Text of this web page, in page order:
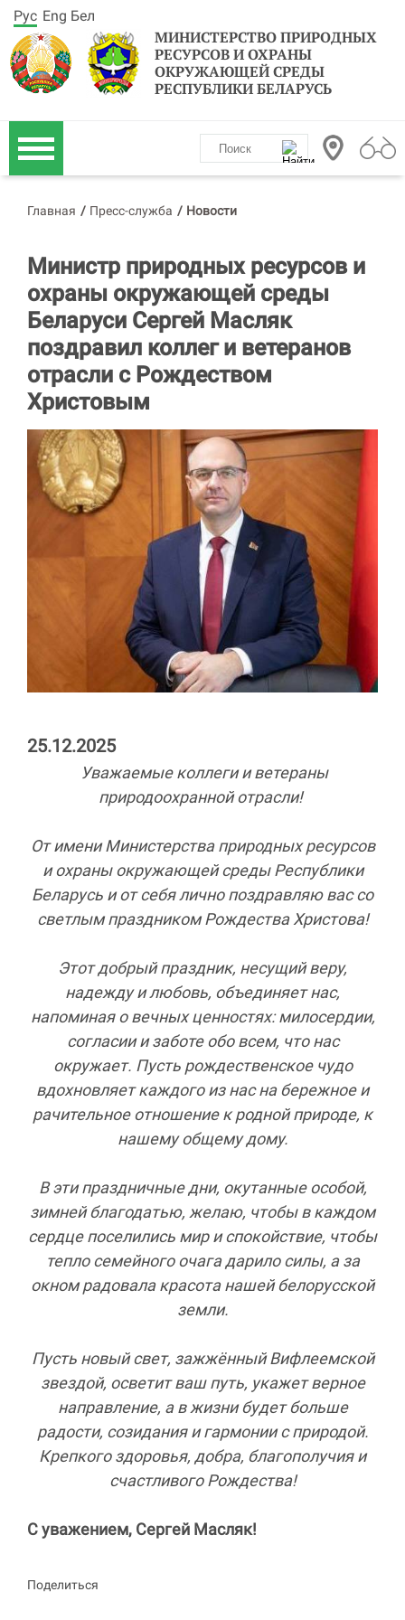
МИНИСТЕРСТВО ПРИРОДНЫХ
РЕСУРСОВ И ОХРАНЫ
ОКРУЖАЮЩЕЙ СРЕДЫ
РЕСПУБЛИКИ БЕЛАРУСЬ
Рус Eng Бел
Главная / Пресс-служба / Новости
Министр природных ресурсов и
охраны окружающей среды
Беларуси Сергей Масляк
поздравил коллег и ветеранов
отрасли с Рождеством
Христовым
25.12.2025
Уважаемые коллеги и ветераны
природоохранной отрасли!
От имени Министерства природных ресурсов
и охраны окружающей среды Республики
Беларусь и от себя лично поздравляю вас со
светлым праздником Рождества Христова!
Этот добрый праздник, несущий веру,
надежду и любовь, объединяет нас,
напоминая о вечных ценностях: милосердии,
согласии и заботе обо всем, что нас
окружает. Пусть рождественское чудо
вдохновляет каждого из нас на бережное и
рачительное отношение к родной природе, к
нашему общему дому.
В эти праздничные дни, окутанные особой,
зимней благодатью, желаю, чтобы в каждом
сердце поселились мир и спокойствие, чтобы
тепло семейного очага дарило силы, а за
окном радовала красота нашей белорусской
земли.
Пусть новый свет, зажжённый Вифлеемской
звездой, осветит ваш путь, укажет верное
направление, а в жизни будет больше
радости, созидания и гармонии с природой.
Крепкого здоровья, добра, благополучия и
счастливого Рождества!
С уважением, Сергей Масляк!
Поделиться